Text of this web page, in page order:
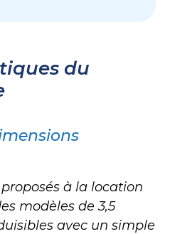
du
à la location
modèles de 3,5
avec un simple